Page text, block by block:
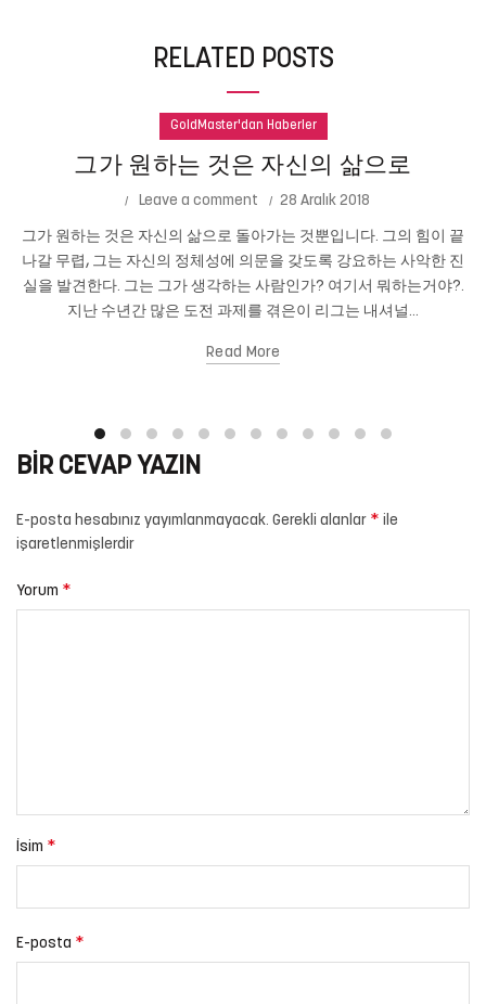
RELATED POSTS
GoldMaster'dan Haberler
그가 원하는 것은 자신의 삶으로
Leave a comment 28 Aralık 2018
그가 원하는 것은 자신의 삶으로 돌아가는 것뿐입니다. 그의 힘이 끝
나갈 무렵, 그는 자신의 정체성에 의문을 갖도록 강요하는 사악한 진
실을 발견한다. 그는 그가 생각하는 사람인가? 여기서 뭐하는거야?.
지난 수년간 많은 도전 과제를 겪은이 리그는 내셔널...
Read More
BIR CEVAP YAZIN
E-posta hesabınız yayımlanmayacak. Gerekli alanlar * ile
işaretlenmişlerdir
Yorum *
İsim *
E-posta *